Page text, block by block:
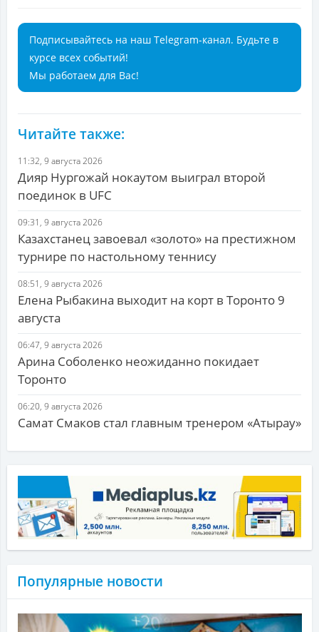
Подписывайтесь на наш Telegram-канал. Будьте в
курсе всех событий!
Мы работаем для Вас!
Читайте также:
11:32, 9 августа 2026
Дияр Нургожай нокаутом выиграл второй
поединок в UFC
09:31, 9 августа 2026
Казахстанец завоевал «золото» на престижном
турнире по настольному теннису
08:51, 9 августа 2026
Елена Рыбакина выходит на корт в Торонто 9
августа
06:47, 9 августа 2026
Арина Соболенко неожиданно покидает
Торонто
06:20, 9 августа 2026
Самат Смаков стал главным тренером «Атырау»
Популярные новости